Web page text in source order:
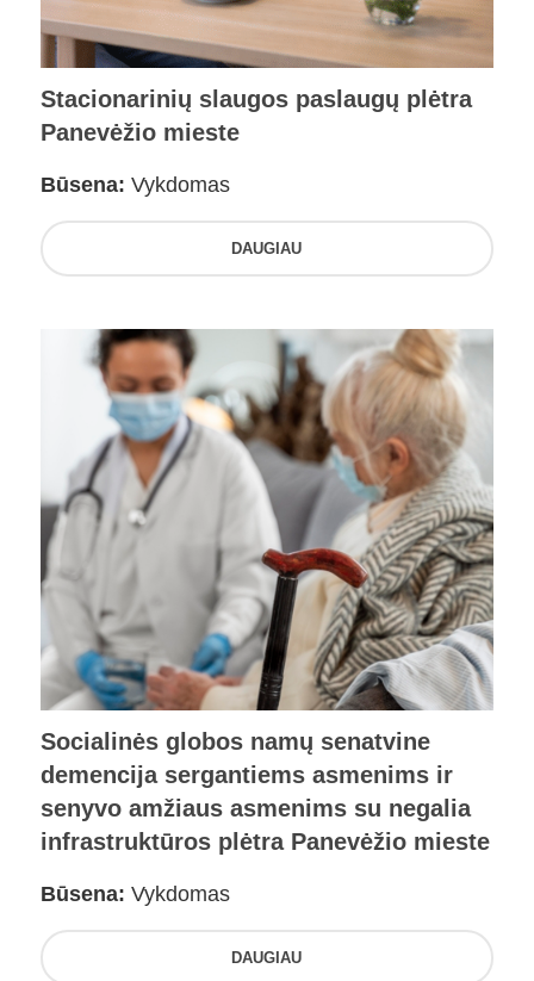
Stacionarinių slaugos paslaugų plėtra
Panevėžio mieste
Būsena: Vykdomas
DAUGIAU
Socialinės globos namų senatvine
demencija sergantiems asmenims ir
senyvo amžiaus asmenims su negalia
infrastruktūros plėtra Panevėžio mieste
Būsena: Vykdomas
DAUGIAU